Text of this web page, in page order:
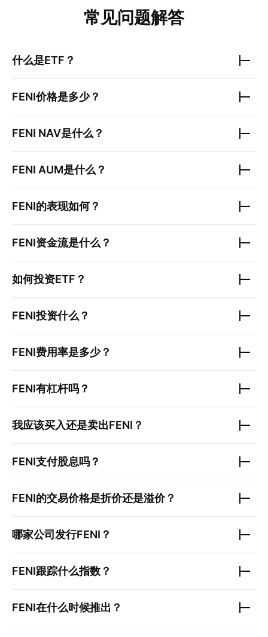
常见问题解答
什么是ETF？
FENI价格是多少？
FENI NAV是什么？
FENI AUM是什么？
FENI的表现如何？
FENI资金流是什么？
如何投资ETF？
FENI投资什么？
FENI费用率是多少？
FENI有杠杆吗？
我应该买入还是卖出FENI ？
FENI支付股息吗？
FENI的交易价格是折价还是溢价？
哪家公司发行FENI ？
FENI跟踪什么指数？
FENI在什么时候推出？